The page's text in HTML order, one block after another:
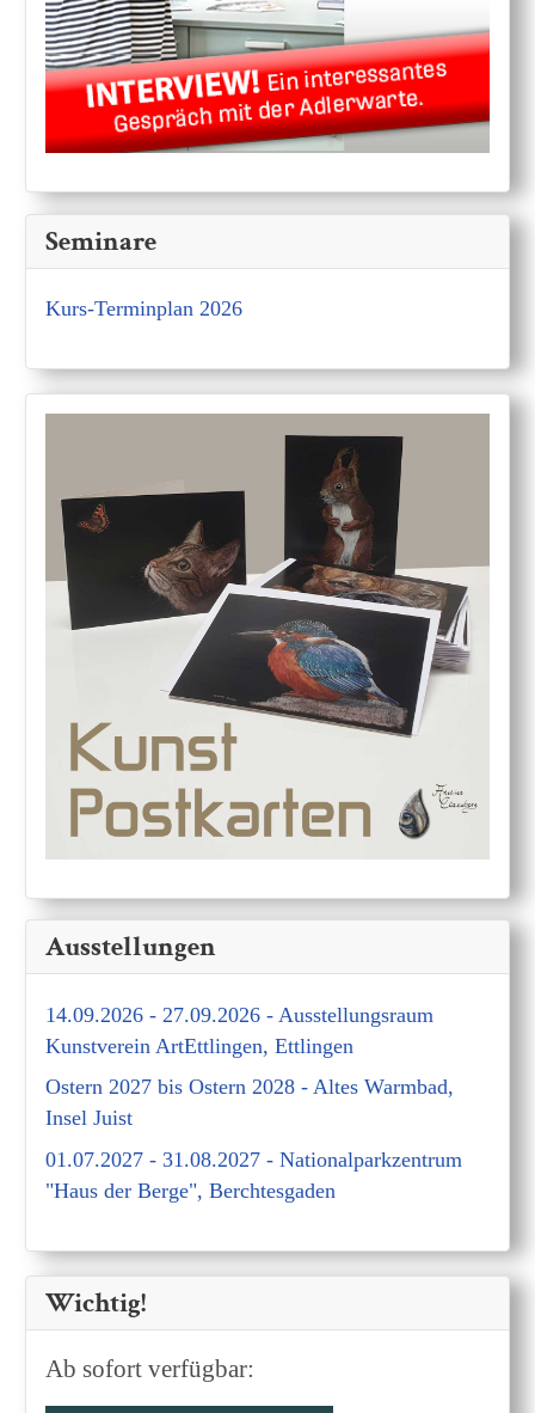
Seminare
Kurs-Terminplan 2026
Ausstellungen
14.09.2026 - 27.09.2026 - Ausstellungsraum
Kunstverein ArtEttlingen, Ettlingen
Ostern 2027 bis Ostern 2028 - Altes Warmbad,
Insel Juist
01.07.2027 - 31.08.2027 - Nationalparkzentrum
"Haus der Berge", Berchtesgaden
Wichtig!
Ab sofort verfügbar: